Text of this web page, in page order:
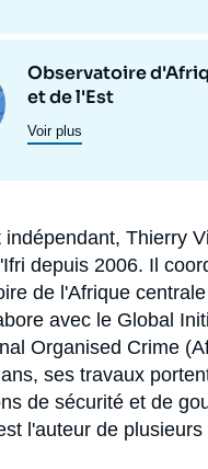
Observatoire
et de l'Est
Voir plus
indépendant, Thierry
depuis 2006. Il
de l'Afrique
avec le Global
Organised Crime
ses travaux
de sécurité et de
l'auteur de